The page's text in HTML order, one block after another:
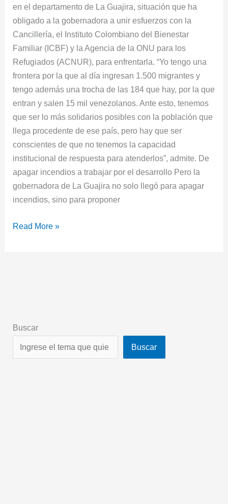
en el departamento de La Guajira, situación que ha
obligado a la gobernadora a unir esfuerzos con la
Cancillería, el Instituto Colombiano del Bienestar
Familiar (ICBF) y la Agencia de la ONU para los
Refugiados (ACNUR), para enfrentarla. “Yo tengo una
frontera por la que al día ingresan 1.500 migrantes y
tengo además una trocha de las 184 que hay, por la que
entran y salen 15 mil venezolanos. Ante esto, tenemos
que ser lo más solidarios posibles con la población que
llega procedente de ese país, pero hay que ser
conscientes de que no tenemos la capacidad
institucional de respuesta para atenderlos”, admite. De
apagar incendios a trabajar por el desarrollo Pero la
gobernadora de La Guajira no solo llegó para apagar
incendios, sino para proponer
Read More »
Buscar
Buscar